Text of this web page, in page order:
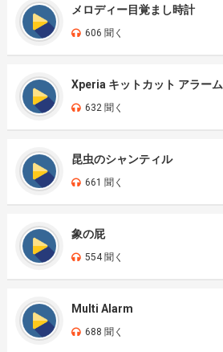
メロディー目覚まし時計
606 聞く
Xperia キットカット アラーム
632 聞く
昆虫のシャンティル
661 聞く
象の屁
554 聞く
Multi Alarm
688 聞く